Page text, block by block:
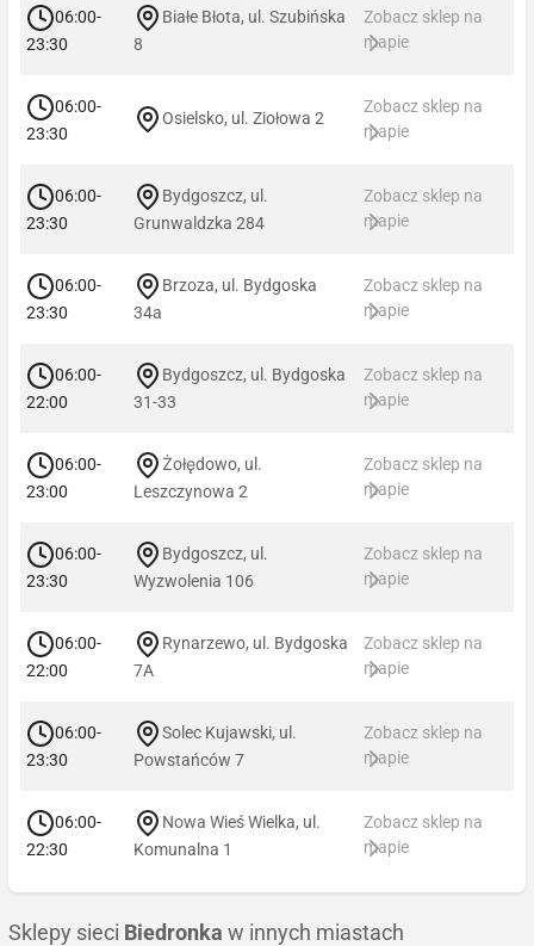
06:00-
23:30
Białe Błota, ul. Szubińska
8
Zobacz sklep na
mapie
06:00-
23:30
Osielsko, ul. Ziołowa 2
Zobacz sklep na
mapie
06:00-
23:30
Bydgoszcz, ul.
Grunwaldzka 284
Zobacz sklep na
mapie
06:00-
23:30
Brzoza, ul. Bydgoska
34a
Zobacz sklep na
mapie
06:00-
22:00
Bydgoszcz, ul. Bydgoska
31-33
Zobacz sklep na
mapie
06:00-
23:00
Żołędowo, ul.
Leszczynowa 2
Zobacz sklep na
mapie
06:00-
23:30
Bydgoszcz, ul.
Wyzwolenia 106
Zobacz sklep na
mapie
06:00-
22:00
Rynarzewo, ul. Bydgoska
7A
Zobacz sklep na
mapie
06:00-
23:30
Solec Kujawski, ul.
Powstańców 7
Zobacz sklep na
mapie
06:00-
22:30
Nowa Wieś Wielka, ul.
Komunalna 1
Zobacz sklep na
mapie
Sklepy sieci Biedronka w innych miastach